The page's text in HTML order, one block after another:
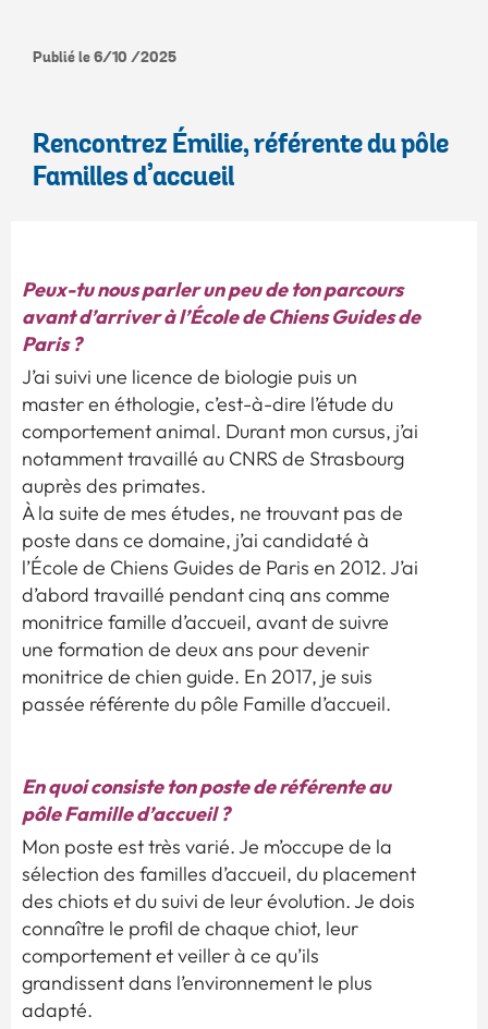
Publié le 6/10 /2025
Rencontrez Émilie, référente du pôle
Familles d’accueil
Peux-tu nous parler un peu de ton parcours
avant d’arriver à l’École de Chiens Guides de
Paris ?
J’ai suivi une licence de biologie puis un
master en éthologie, c’est-à-dire l’étude du
comportement animal. Durant mon cursus, j’ai
notamment travaillé au CNRS de Strasbourg
auprès des primates.
À la suite de mes études, ne trouvant pas de
poste dans ce domaine, j’ai candidaté à
l’École de Chiens Guides de Paris en 2012. J’ai
d’abord travaillé pendant cinq ans comme
monitrice famille d’accueil, avant de suivre
une formation de deux ans pour devenir
monitrice de chien guide. En 2017, je suis
passée référente du pôle Famille d’accueil.
En quoi consiste ton poste de référente au
pôle Famille d’accueil ?
Mon poste est très varié. Je m’occupe de la
sélection des familles d’accueil, du placement
des chiots et du suivi de leur évolution. Je dois
connaître le profil de chaque chiot, leur
comportement et veiller à ce qu’ils
grandissent dans l’environnement le plus
adapté.